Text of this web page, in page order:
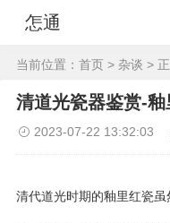
怎通
当前位置： 首页 > 杂谈 >
清道光瓷器鉴赏-
2023-07-22 13:32:03
清代道光时期的釉里红瓷